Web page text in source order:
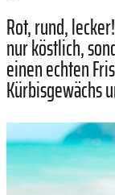
Rot, rund, lecker!
nur köstlich,
einen echten
Kürbisgewächs